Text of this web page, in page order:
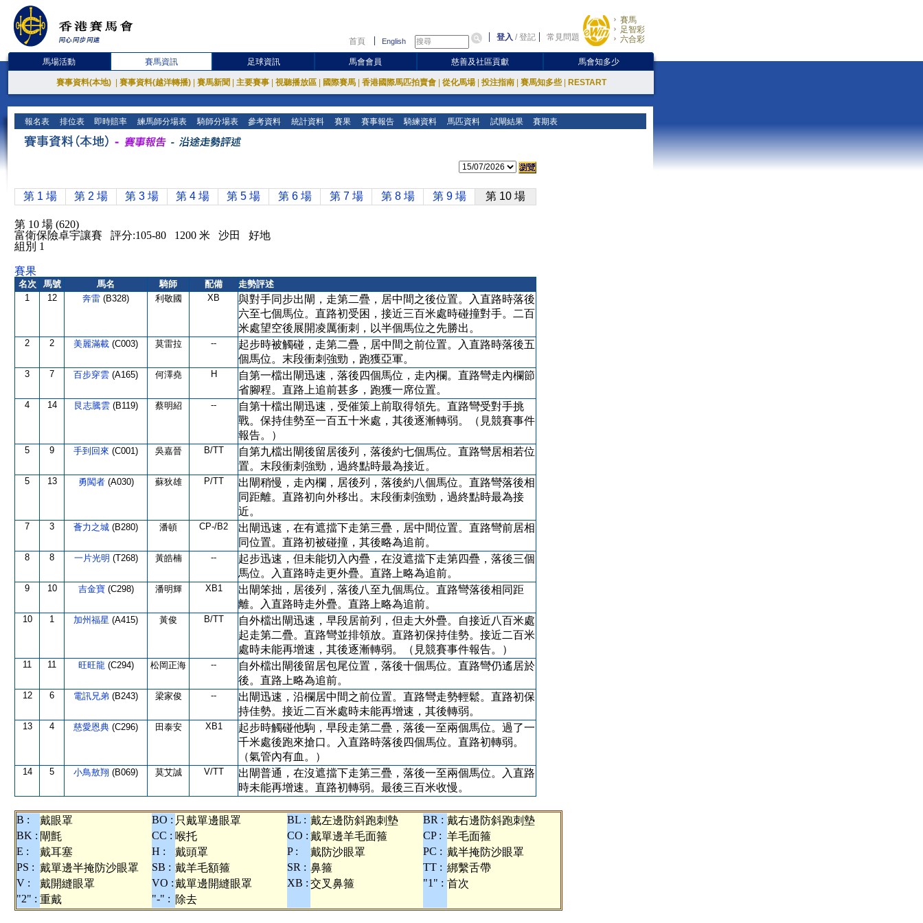
首頁 English 登入 /登記 常見問題
賽馬
足智彩
六合彩
馬場活動 賽馬資訊 足球資訊 馬會會員 慈善及社區貢獻 馬會知多少
賽事資料(本地) 賽事資料(越洋轉播) 賽馬新聞 主要賽事 視聽播放區 國際賽馬 香港國際馬匹拍賣會 從化馬場 投注指南 賽馬知多些 RESTART
報名表 排位表 即時賠率 練馬師分場表 騎師分場表 參考資料 統計資料 賽果 賽事報告 騎練資料 馬匹資料 試閘結果 賽期表
第 1 場 第 2 場 第 3 場 第 4 場 第 5 場 第 6 場 第 7 場 第 8 場 第 9 場 第 10 場
第 10 場 (620)
富衛保險卓宇讓賽 評分:105-80 1200 米 沙田 好地
組別 1
賽果
名次 馬號 馬名 騎師 配備
走勢評述
1
12 奔雷 (B328) 利敬國 XB
與對手同步出閘，走第二疊，居中間之後位置。入直路時落後
六至七個馬位。直路初受困，接近三百米處時碰撞對手。二百
米處望空後展開凌厲衝刺，以半個馬位之先勝出。
2 2 美麗滿載 (C003) 莫雷拉 --
起步時被觸碰，走第二疊，居中間之前位置。入直路時落後五
個馬位。末段衝刺強勁，跑獲亞軍。
3 7 百步穿雲 (A165) 何澤堯 H
自第一檔出閘迅速，落後四個馬位，走內欄。直路彎走內欄節
省腳程。直路上追前甚多，跑獲一席位置。
4 14 艮志騰雲 (B119) 蔡明紹 --
自第十檔出閘迅速，受催策上前取得領先。直路彎受對手挑
戰。保持佳勢至一百五十米處，其後逐漸轉弱。（見競賽事件
報告。）
5 9 手到回來 (C001) 吳嘉晉 B/TT
自第九檔出閘後留居後列，落後約七個馬位。直路彎居相若位
置。末段衝刺強勁，過終點時最為接近。
5 13 勇闖者 (A030) 蘇狄雄 P/TT
出閘稍慢，走內欄，居後列，落後約八個馬位。直路彎落後相
同距離。直路初向外移出。末段衝刺強勁，過終點時最為接
近。
7 3 薈力之城 (B280) 潘頓 CP-/B2
出閘迅速，在有遮擋下走第三疊，居中間位置。直路彎前居相
同位置。直路初被碰撞，其後略為追前。
8 8 一片光明 (T268) 黃皓楠 --
起步迅速，但未能切入內疊，在沒遮擋下走第四疊，落後三個
馬位。入直路時走更外疊。直路上略為追前。
9 10 吉金寶 (C298) 潘明輝 XB1
出閘笨拙，居後列，落後八至九個馬位。直路彎落後相同距
離。入直路時走外疊。直路上略為追前。
10 1 加州福星 (A415) 黃俊 B/TT
自外檔出閘迅速，早段居前列，但走大外疊。自接近八百米處
起走第二疊。直路彎並排領放。直路初保持佳勢。接近二百米
處時未能再增速，其後逐漸轉弱。（見競賽事件報告。）
11 11 旺旺龍 (C294) 松岡正海 --
自外檔出閘後留居包尾位置，落後十個馬位。直路彎仍遙居於
後。直路上略為追前。
12 6 電訊兄弟 (B243) 梁家俊 --
出閘迅速，沿欄居中間之前位置。直路彎走勢輕鬆。直路初保
持佳勢。接近二百米處時未能再增速，其後轉弱。
13 4 慈愛恩典 (C296) 田泰安 XB1
起步時觸碰他駒，早段走第二疊，落後一至兩個馬位。過了一
千米處後跑來搶口。入直路時落後四個馬位。直路初轉弱。
（氣管內有血。）
14 5 小鳥敖翔 (B069) 莫艾誠 V/TT
出閘普通，在沒遮擋下走第三疊，落後一至兩個馬位。入直路
時未能再增速。直路初轉弱。最後三百米收慢。
B : 戴眼罩 BO : 只戴單邊眼罩 BL : 戴左邊防斜跑刺墊 BR : 戴右邊防斜跑刺墊
BK : 閘氈 CC : 喉托 CO : 戴單邊羊毛面箍 CP : 羊毛面箍
E :
戴耳塞 H : 戴頭罩 P : 戴防沙眼罩 PC : 戴半掩防沙眼罩
PS : 戴單邊半掩防沙眼罩 SB : 戴羊毛額箍 SR : 鼻箍 TT : 綁繫舌帶
V :
戴開縫眼罩 VO :戴單邊開縫眼罩 XB : 交叉鼻箍 "1" : 首次
"2" : 重戴 "-" : 除去